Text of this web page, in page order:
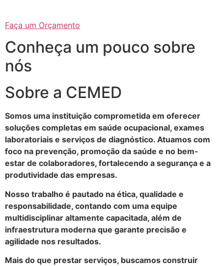
Faça um Orçamento
Conheça um pouco sobre
nós
Sobre a CEMED
Somos uma instituição comprometida em oferecer
soluções completas em saúde ocupacional, exames
laboratoriais e serviços de diagnóstico. Atuamos com
foco na prevenção, promoção da saúde e no bem-
estar de colaboradores, fortalecendo a segurança e a
produtividade das empresas.
Nosso trabalho é pautado na ética, qualidade e
responsabilidade, contando com uma equipe
multidisciplinar altamente capacitada, além de
infraestrutura moderna que garante precisão e
agilidade nos resultados.
Mais do que prestar serviços, buscamos construir